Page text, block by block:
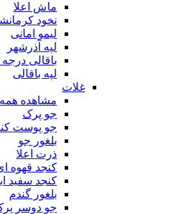
ماش اعلا
نخود
لیمو امانی
لپه آذرشهر
باقالی
لپه باقالی
غلات
مشاهده
جو پرک
جو پوست
بلغور جو
ذرت اعلا
کنجد قهوه
کنجد سفید
بلغور گندم
جو دوسر